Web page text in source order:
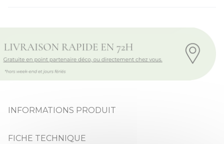
INFORMATIONS PRODUIT
FICHE TECHNIQUE